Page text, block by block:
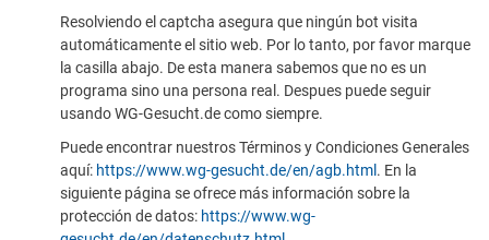
Resolviendo el captcha asegura que ningún bot visita
automáticamente el sitio web. Por lo tanto, por favor marque
la casilla abajo. De esta manera sabemos que no es un
programa sino una persona real. Despues puede seguir
usando WG-Gesucht.de como siempre.
Puede encontrar nuestros Términos y Condiciones Generales
aquí: https://www.wg-gesucht.de/en/agb.html . En la
siguiente página se ofrece más información sobre la
protección de datos: https://www.wg-